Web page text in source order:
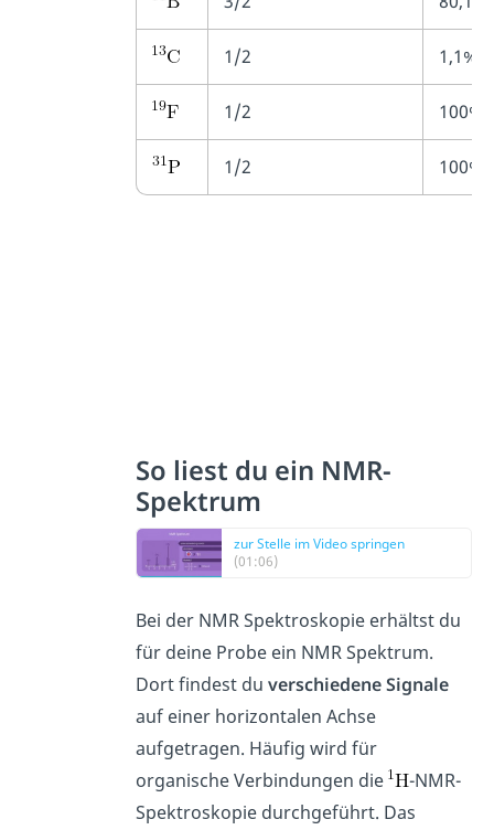
1/2 1,1%
1/2 100%
1/2 100%
So liest du ein NMR-
Spektrum
zur Stelle im Video springen
(01:06)
Bei der NMR Spektroskopie erhältst du
für deine Probe ein NMR Spektrum.
Dort findest du verschiedene Signale
auf einer horizontalen Achse
aufgetragen. Häufig wird für
organische Verbindungen die
-NMR-
Spektroskopie durchgeführt. Das